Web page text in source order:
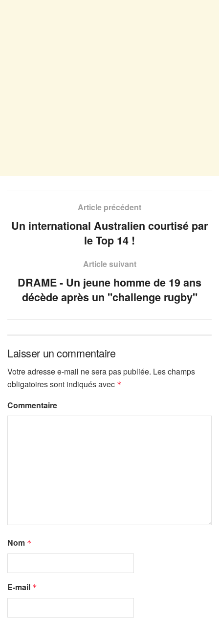
Article précédent
Un international Australien courtisé par
le Top 14 !
Article suivant
DRAME - Un jeune homme de 19 ans
décède après un "challenge rugby"
Laisser un commentaire
Votre adresse e-mail ne sera pas publiée. Les champs
obligatoires sont indiqués avec *
Commentaire
Nom *
E-mail *